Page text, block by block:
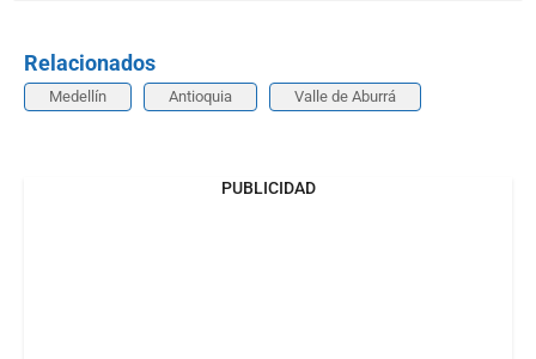
Relacionados
Medellín Antioquia Valle de Aburrá
PUBLICIDAD